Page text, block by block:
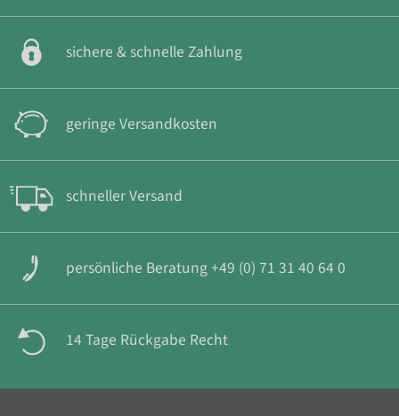
sichere & schnelle Zahlung
geringe Versandkosten
schneller Versand
persönliche Beratung +49 (0) 71 31 40 64 0
14 Tage Rückgabe Recht